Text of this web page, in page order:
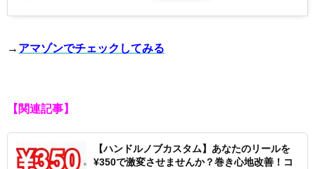
→ アマゾンでチェックしてみる
【関連記事】
【ハンドルノブカスタム】あなたのリールを
¥350で激変させませんか？巻き心地改善！コ